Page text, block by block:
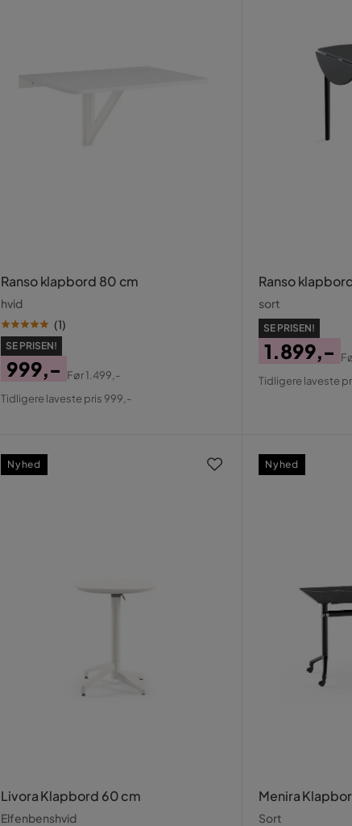
Ranso klapbord 80 cm
hvid
(1)
SE PRISEN!
Pris
999,-
Original
Før1.499,-
Tidligere laveste pris 999,-
Ranso
sort
SE PRISEN!
Pris
1.899,-
Original
Tidligere laveste
Livora Klapbord 60 cm
Elfenbenshvid
Nyhed
Menira
Sort
Nyhed